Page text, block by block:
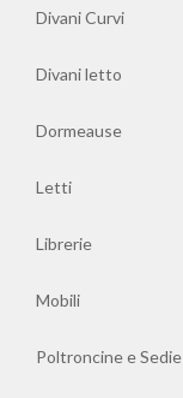
Divani Curvi
Divani letto
Dormeause
Letti
Librerie
Mobili
Poltroncine e Sedie